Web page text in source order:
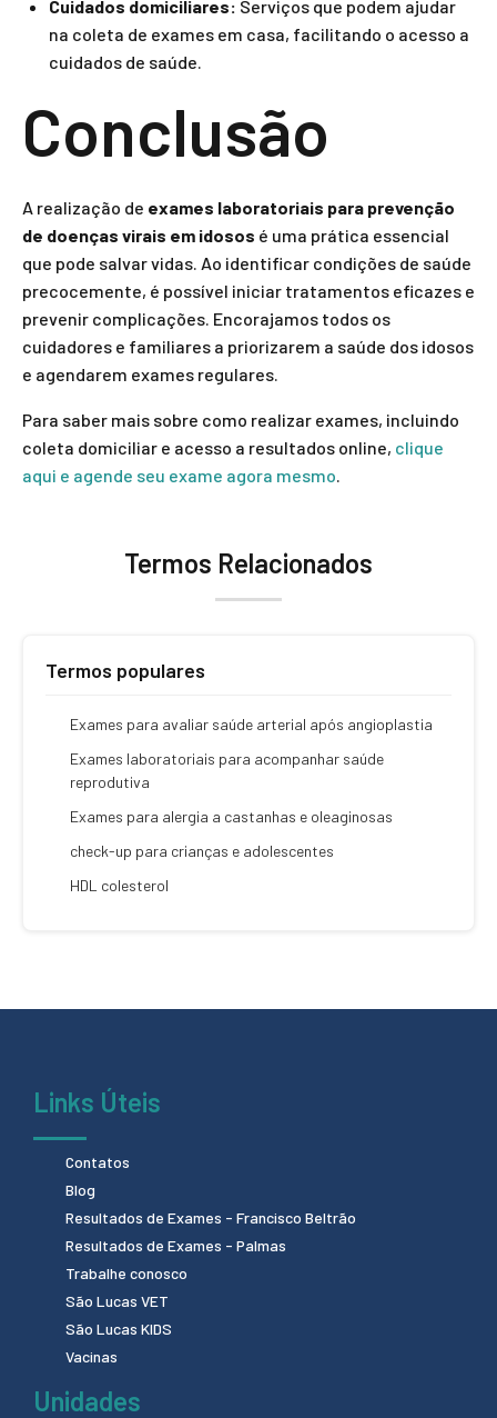
Cuidados domiciliares: Serviços que podem ajudar
na coleta de exames em casa, facilitando o acesso a
cuidados de saúde.
Conclusão
A realização de exames laboratoriais para prevenção
de doenças virais em idosos é uma prática essencial
que pode salvar vidas. Ao identificar condições de saúde
precocemente, é possível iniciar tratamentos eficazes e
prevenir complicações. Encorajamos todos os
cuidadores e familiares a priorizarem a saúde dos idosos
e agendarem exames regulares.
Para saber mais sobre como realizar exames, incluindo
coleta domiciliar e acesso a resultados online, clique
aqui e agende seu exame agora mesmo.
Termos Relacionados
Termos populares
Exames para avaliar saúde arterial após angioplastia
Exames laboratoriais para acompanhar saúde
reprodutiva
Exames para alergia a castanhas e oleaginosas
check-up para crianças e adolescentes
HDL colesterol
Links Úteis
Contatos
Blog
Resultados de Exames - Francisco Beltrão
Resultados de Exames - Palmas
Trabalhe conosco
São Lucas VET
São Lucas KIDS
Vacinas
Unidades